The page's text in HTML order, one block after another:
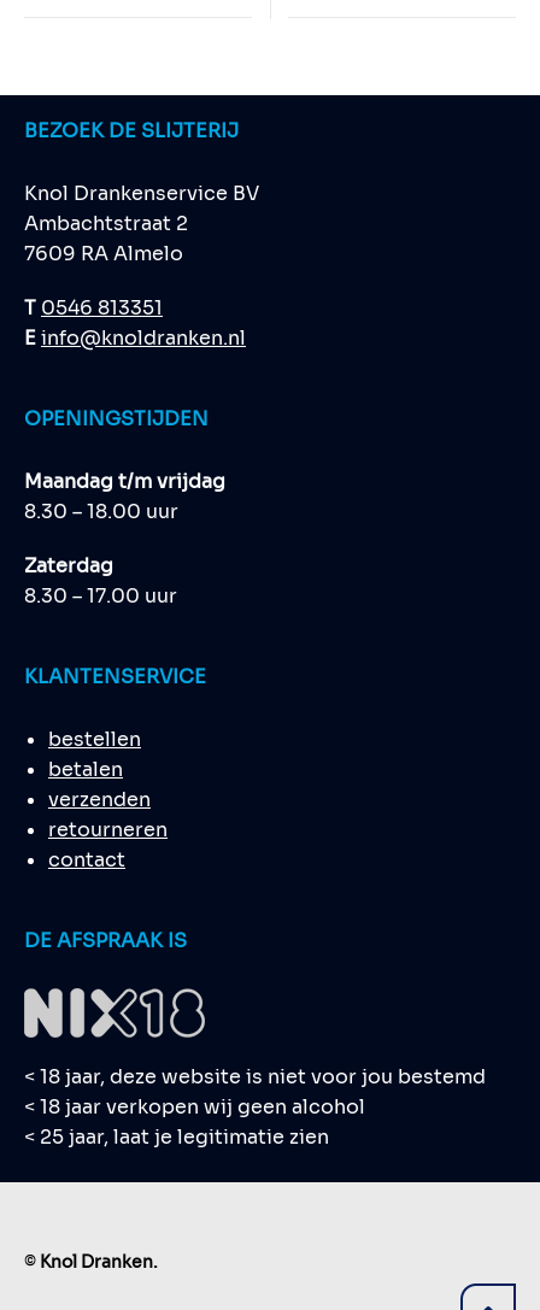
BEZOEK DE SLIJTERIJ
Knol Drankenservice BV
Ambachtstraat 2
7609 RA Almelo
T 0546 813351
Einfo@knoldranken.nl
OPENINGSTIJDEN
Maandag t/m vrijdag
8.30 – 18.00 uur
Zaterdag
8.30 – 17.00 uur
KLANTENSERVICE
bestellen
betalen
verzenden
retourneren
contact
DE AFSPRAAK IS
< 18 jaar, deze website is niet voor jou bestemd
< 18 jaar verkopen wij geen alcohol
< 25 jaar, laat je legitimatie zien
© Knol Dranken.